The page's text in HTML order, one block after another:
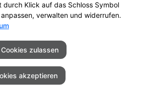
Sonnen Apotheke
durch Klick auf das Schloss Symbol
verwalten und widerrufen.
Cookies zulassen
akzeptieren